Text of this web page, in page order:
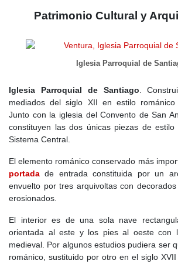
vestigios de culturas protohistóricas.
Con el avance musulmán en la península, la
se convirtió en un punto clave dentro de la
franja de territorio fortificada que separaba
su afán por consolidar el control de esta
construcción de una serie de atalayas.
no solo servían para la defensa, sino
explotación de los fértiles valles del Jarama.
la llanura, conectada visualmente con sus
El Vellón y Torrelaguna. Bajo su
musulmanes traían su ganado,
peligro sería advertido a tiempo. A lo
giraba en torno a los zocos y las
parte, permaneció un pequeño
avanzado en una frontera en tensión.
Patrimonio Cultural y
Iglesia Parroquial de
Iglesia Parroquial de Santiago.
mediados del siglo XII en estilo
Junto con la iglesia del Convento de San
constituyen las dos únicas piezas de
Sistema Central.
El elemento románico conservado más
portada de entrada constituida por un
envuelto por tres arquivoltas con
erosionados.
El interior es de una sola nave
orientada al este y los pies al oeste con
medieval. Por algunos estudios pudiera ser
románico, sustituido por otro en el siglo